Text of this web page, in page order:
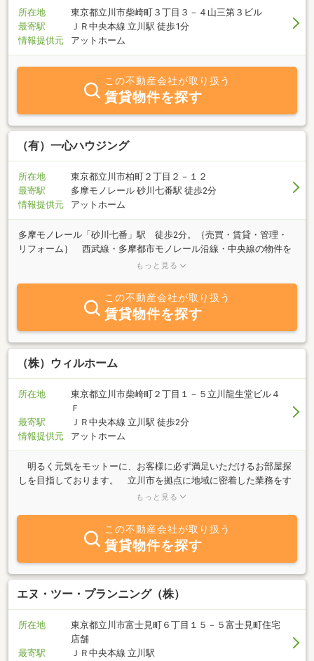
所在地
東京都立川市柴崎町３丁目３－４山三第３ビル
最寄駅
ＪＲ中央本線 立川駅 徒歩1分
情報提供元
アットホーム
この不動産会社が取り扱う
賃貸物件を探す
（有）一心ハウジング
所在地
東京都立川市柏町２丁目２－１２
最寄駅
多摩モノレール 砂川七番駅 徒歩2分
情報提供元
アットホーム
多摩モノレール「砂川七番」駅 徒歩2分。｛売買・賃貸・管理・
リフォーム｝ 西武線・多摩都市モノレール沿線・中央線の物件を
中心に取り扱っております。グリーンベル社の小屋 東京販売店北
もっと見る
この不動産会社が取り扱う
賃貸物件を探す
（株）ウィルホーム
所在地
東京都立川市柴崎町２丁目１－５立川龍生堂ビル４
Ｆ
最寄駅
ＪＲ中央本線 立川駅 徒歩2分
情報提供元
アットホーム
明るく元気をモットーに、お客様に必ず満足いただけるお部屋探
しを目指しております。 立川市を拠点に地域に密着した業務をす
すめ、街を愛し、街を盛り上げ、街を知りつくす良き相談相手とな
もっと見る
この不動産会社が取り扱う
賃貸物件を探す
エヌ・ツー・プランニング（株）
所在地
東京都立川市富士見町６丁目１５－５富士見町住宅
店舗
最寄駅
ＪＲ中央本線 立川駅